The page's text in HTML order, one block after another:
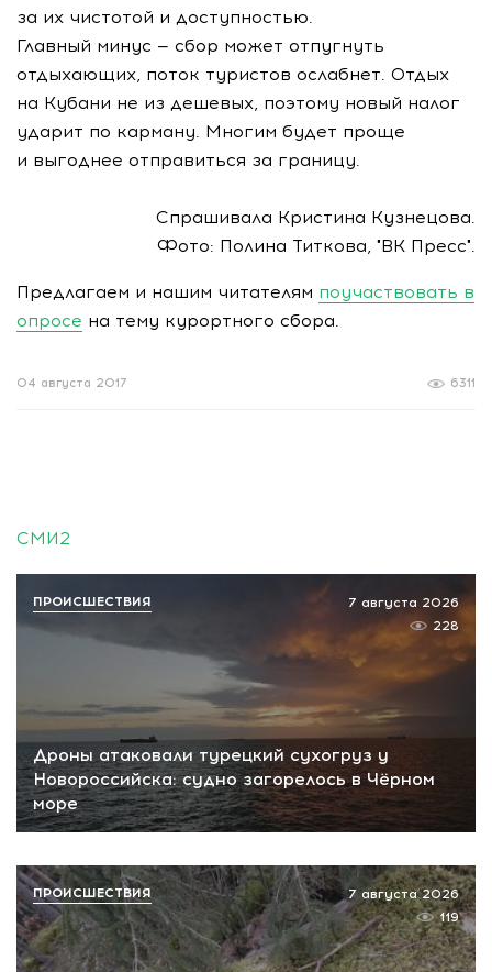
за их чистотой и доступностью.
Главный минус — сбор может отпугнуть
отдыхающих, поток туристов ослабнет. Отдых
на Кубани не из дешевых, поэтому новый налог
ударит по карману. Многим будет проще
и выгоднее отправиться за границу.
Спрашивала Кристина Кузнецова.
Фото: Полина Титкова, "ВК Пресс".
Предлагаем и нашим читателям поучаствовать в
опросе на тему курортного сбора.
6311
04 августа 2017
СМИ2
Дроны атаковали турецкий сухогруз у
Новороссийска: судно загорелось в Чёрном
море
7 августа 2026
228
ПРОИСШЕСТВИЯ
7 августа 2026
119
ПРОИСШЕСТВИЯ